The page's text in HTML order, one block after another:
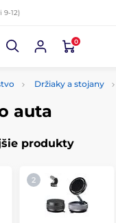
9-12)
0
Držiaky a stojany
auta
produkty